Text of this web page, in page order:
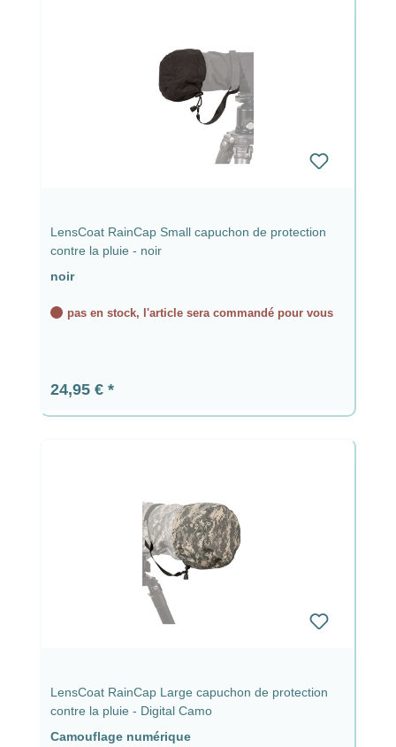
LensCoat RainCap Small capuchon de protection
contre la pluie - noir
noir
pas en stock, l'article sera commandé pour vous
Prix régulier :
24,95 €
LensCoat RainCap Large capuchon de protection
contre la pluie - Digital Camo
Camouflage numérique